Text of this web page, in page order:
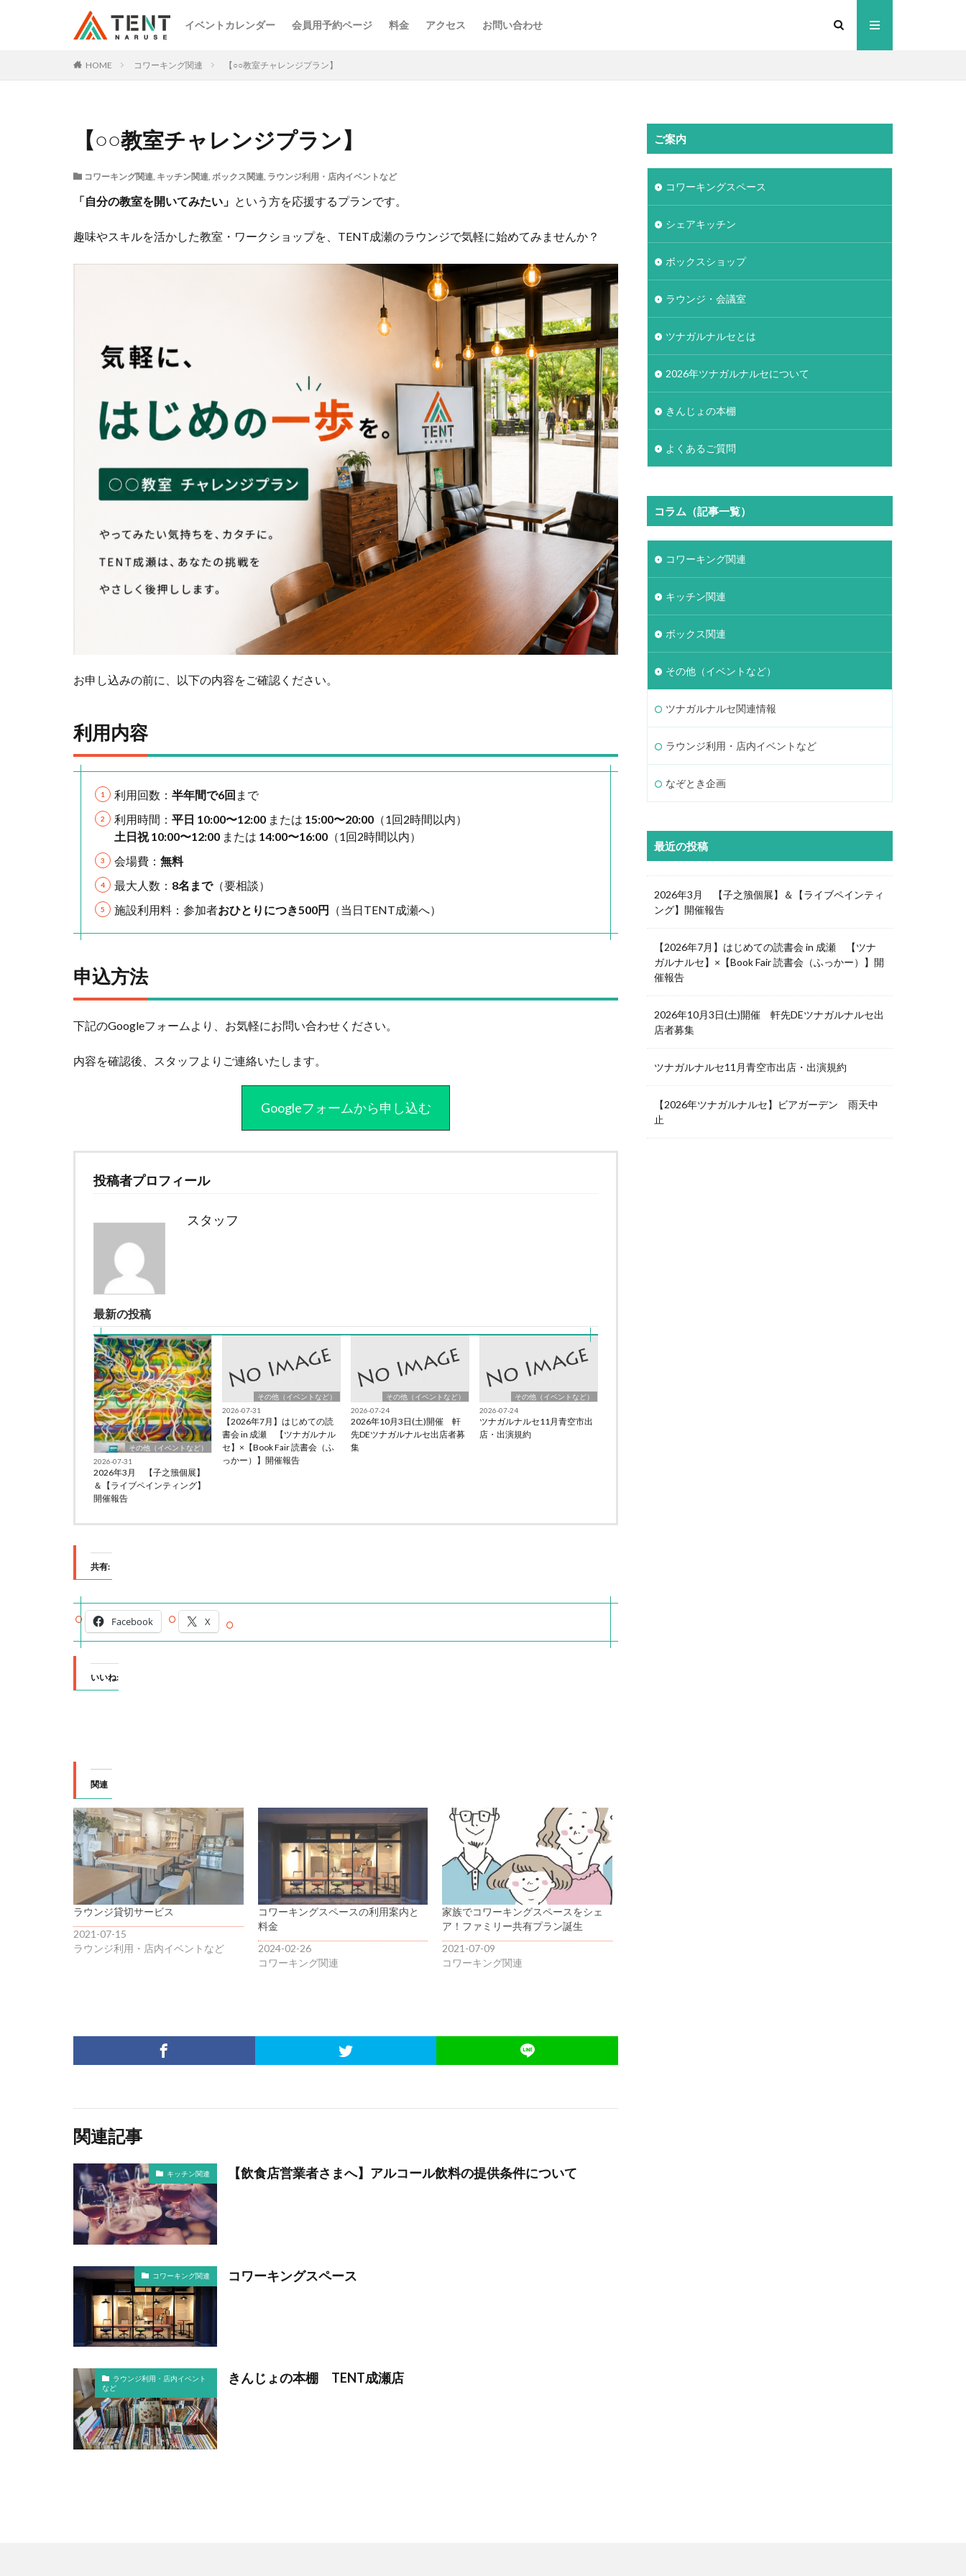
イベントカレンダー 会員用予約ページ 料金 アクセス お問い合わせ
HOME コワーキング関連 【○○教室チャレンジプラン】
【○○教室チャレンジプラン】
コワーキング関連, キッチン関連, ボックス関連, ラウンジ利用・店内イベントなど
「自分の教室を開いてみたい」 という方を応援するプランです。
趣味やスキルを活かした教室・ワークショップを、TENT成瀬のラウンジで気軽に始めてみませんか？
お申し込みの前に、以下の内容をご確認ください。
利用内容
利用回数： 半年間で6回 まで
利用時間： 平日 10:00〜12:00 または 15:00〜20:00 （1回2時間以内）
土日祝 10:00〜12:00 または 14:00〜16:00 （1回2時間以内）
会場費： 無料
最大人数： 8名まで（要相談）
施設利用料：参加者おひとりにつき500円 （当日TENT成瀬へ）
申込方法
下記のGoogleフォームより、お気軽にお問い合わせください。
内容を確認後、スタッフよりご連絡いたします。
Googleフォームから申し込む
投稿者プロフィール
スタッフ
最新の投稿
その他（イベントなど）
2026-07-31
2026年3月 【子之籏個展】
＆【ライブペインティング】
開催報告
その他（イベントなど）
2026-07-31
【2026年7月】はじめての読
書会 in 成瀬 【ツナガルナル
セ】×【Book Fair 読書会（ふ
っかー）】開催報告
その他（イベントなど）
2026-07-24
2026年10月3日(土)開催 軒
先DEツナガルナルセ出店者募
集
その他（イベントなど）
2026-07-24
ツナガルナルセ11月青空市出
店・出演規約
共有:
Facebook X
いいね:
関連
ラウンジ貸切サービス
2021-07-15
ラウンジ利用・店内イベントなど
コワーキングスペースの利用案内と
料金
2024-02-26
コワーキング関連
家族でコワーキングスペースをシェ
ア！ファミリー共有プラン誕生
2021-07-09
コワーキング関連
関連記事
キッチン関連 【飲食店営業者さまへ】アルコール飲料の提供条件について
コワーキング関連 コワーキングスペース
ラウンジ利用・店内イベント
など
きんじょの本棚 TENT成瀬店
ご案内
コワーキングスペース
シェアキッチン
ボックスショップ
ラウンジ・会議室
ツナガルナルセとは
2026年ツナガルナルセについて
きんじょの本棚
よくあるご質問
コラム（記事一覧）
コワーキング関連
キッチン関連
ボックス関連
その他（イベントなど）
ツナガルナルセ関連情報
ラウンジ利用・店内イベントなど
なぞとき企画
最近の投稿
2026年3月 【子之籏個展】＆【ライブペインティ
ング】開催報告
【2026年7月】はじめての読書会 in 成瀬 【ツナ
ガルナルセ】×【Book Fair 読書会（ふっかー）】開
催報告
2026年10月3日(土)開催 軒先DEツナガルナルセ出
店者募集
ツナガルナルセ11月青空市出店・出演規約
【2026年ツナガルナルセ】ビアガーデン 雨天中
止